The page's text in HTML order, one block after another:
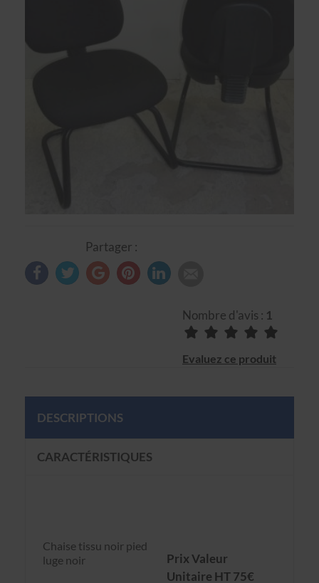
Partager :
Nombre d'avis : 1
Evaluez ce produit
DESCRIPTIONS
CARACTÉRISTIQUES
Chaise tissu noir pied
luge noir
Prix Valeur
Unitaire HT 75€